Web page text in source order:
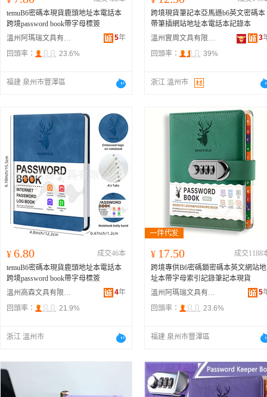
temuB6密碼本現貨鹿頭地址本電話本
跨境password book帶字母標簽
溫州阿瑪瑞文具有限公司
5年
回頭率：
23.6%
福建 泉州市豐澤區
跨境現貨筆記本亞馬遜b6英文密碼本
帶筆插網站地址本電話本記錄本
溫州實周文具有限公司
3
回頭率：
39%
浙江 溫州市
¥ 6.80
成交46本
temuB6密碼本現貨鹿頭地址本電話本
跨境password book帶字母標簽
溫州高森文具有限公司
4年
回頭率：
21.9%
浙江 溫州市
¥ 17.50
成交1188
跨境專供B6密碼鎖密碼本英文網站地
址本帶字母索引記錄筆記本現貨
溫州阿瑪瑞文具有限公司
5
回頭率：
23.6%
福建 泉州市豐澤區